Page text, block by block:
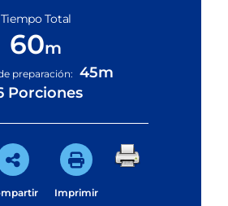
Tiempo Total
60m
preparación: 45m
Porciones
Imprimir